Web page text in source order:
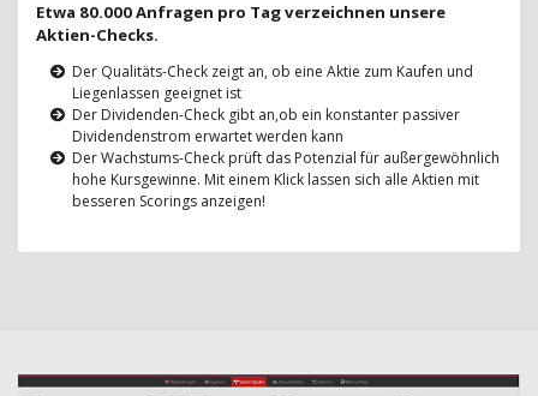
Etwa 80.000 Anfragen pro Tag verzeichnen unsere
Aktien-Checks.
Der Qualitäts-Check zeigt an, ob eine Aktie zum Kaufen und
Liegenlassen geeignet ist
Der Dividenden-Check gibt an,ob ein konstanter passiver
Dividendenstrom erwartet werden kann
Der Wachstums-Check prüft das Potenzial für außergewöhnlich
hohe Kursgewinne. Mit einem Klick lassen sich alle Aktien mit
besseren Scorings anzeigen!